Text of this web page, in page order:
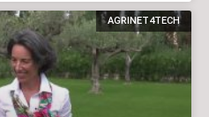
AGRINET4TECH